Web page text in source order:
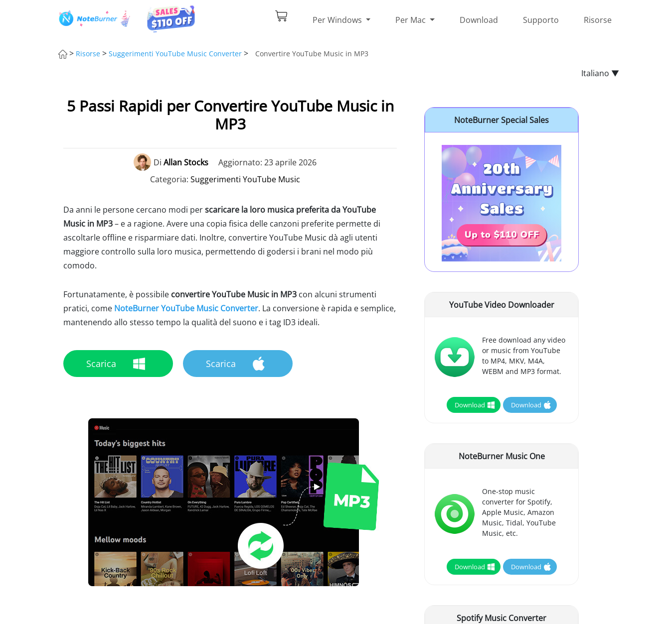
Per Windows Per Mac Download Supporto Risorse
> Risorse > Suggerimenti YouTube Music Converter > Convertire YouTube Music in MP3
Italiano ▼
5 Passi Rapidi per Convertire YouTube Music in
MP3
DiAllan Stocks
Aggiornato: 23 aprile 2026
Categoria:Suggerimenti YouTube Music
Da anni le persone cercano modi perscaricare la loro musica preferita da YouTube
Music in MP3– e a ragione. Avere una copia fisica delle canzoni preferite permette di
ascoltarle offline e risparmiare dati. Inoltre, convertire YouTube Music dà agli utenti
maggiore controllo sulla loro musica, permettendo di godersi i brani nel modo più
comodo.
Fortunatamente, è possibile convertire YouTube Music in MP3 con alcuni strumenti
pratici, come NoteBurner YouTube Music Converter. La conversione è rapida e semplice,
mantenendo allo stesso tempo la qualità del suono e i tag ID3 ideali.
Scarica Scarica
NoteBurner Special Sales
YouTube Video Downloader
Free download any video
or music from YouTube
to MP4, MKV, M4A,
WEBM and MP3 format.
Download Download
NoteBurner Music One
One-stop music
converter for Spotify,
Apple Music, Amazon
Music, Tidal, YouTube
Music, etc.
Download Download
Spotify Music Converter